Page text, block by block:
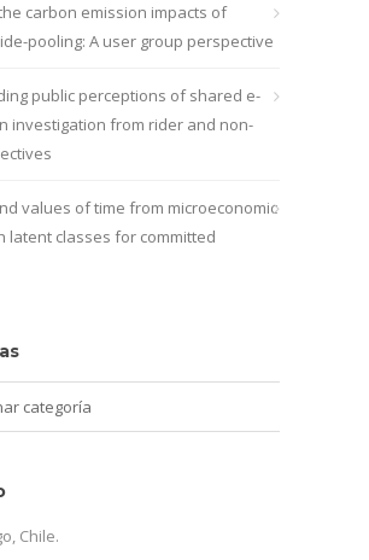
carbon emission impacts of
pooling: A user group perspective
public perceptions of shared e-
investigation from rider and non-
values of time from microeconomic
latent classes for committed
Chile.